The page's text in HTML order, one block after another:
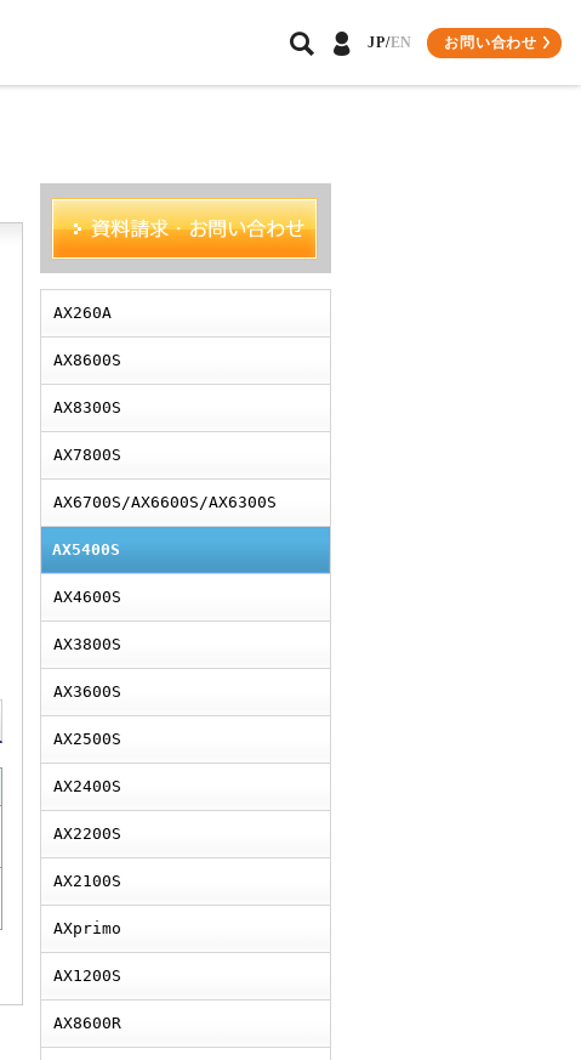
導入事例
プレスリリースビジネスパートナー様
JP/EN お問い合わせ
AX260A
AX8600S
AX8300S
AX7800S
AX6700S/AX6600S/AX6300S
AX5400S
AX4600S
AX3800S
AX3600S
AX2500S
AX2400S
AX2200S
AX2100S
AXprimo
AX1200S
AX8600R